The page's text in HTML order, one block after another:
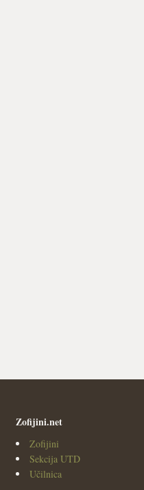
Zofijini.net
Zofijini
Sekcija UTD
Učilnica